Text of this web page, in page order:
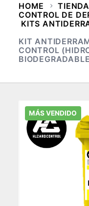
HOME
TIENDA
CONTROL DE
KITS
KIT
CONTROL
MÁS VENDIDO